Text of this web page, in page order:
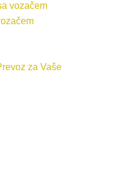
vozačem
za Vaše